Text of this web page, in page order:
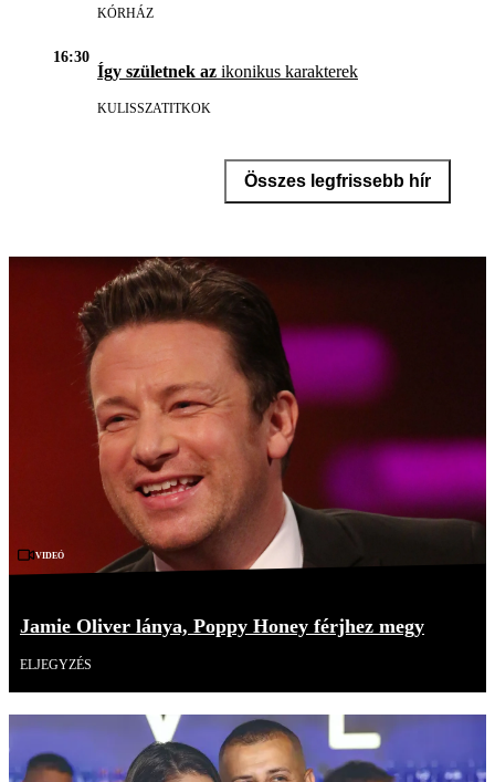
KÓRHÁZ
16:30
Így születnek az ikonikus karakterek
KULISSZATITKOK
Összes legfrissebb hír
Videó
Jamie Oliver lánya, Poppy Honey férjhez megy
ELJEGYZÉS